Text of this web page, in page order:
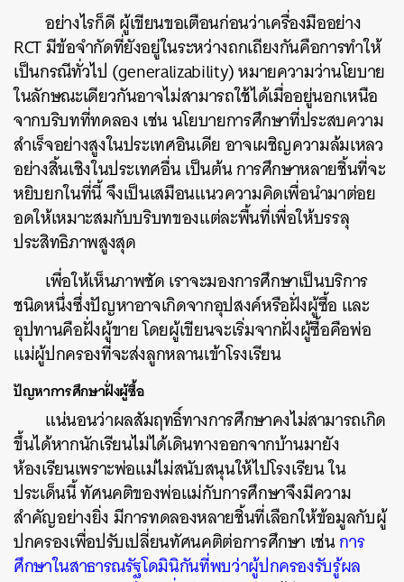
อย่างไรก็ดี ผู้เขียนขอเตือนก่อนว่าเครื่องมืออย่าง
RCT มีข้อจำกัดที่ยังอยู่ในระหว่างถกเถียงกันคือการทำให้
เป็นกรณีทั่วไป (generalizability) หมายความว่านโยบาย
ในลักษณะเดียวกันอาจไม่สามารถใช้ได้เมื่ออยู่นอกเหนือ
จากบริบทที่ทดลอง เช่น นโยบายการศึกษาที่ประสบความ
สำเร็จอย่างสูงในประเทศอินเดีย อาจเผชิญความล้มเหลว
อย่างสิ้นเชิงในประเทศอื่น เป็นต้น การศึกษาหลายชิ้นที่จะ
หยิบยกในที่นี้ จึงเป็นเสมือนแนวความคิดเพื่อนำมาต่อย
อดให้เหมาะสมกับบริบทของแต่ละพื้นที่เพื่อให้บรรลุ
ประสิทธิภาพสูงสุด
เพื่อให้เห็นภาพชัด เราจะมองการศึกษาเป็นบริการ
ชนิดหนึ่งซึ่งปัญหาอาจเกิดจากอุปสงค์หรือฝั่งผู้ซื้อ และ
อุปทานคือฝั่งผู้ขาย โดยผู้เขียนจะเริ่มจากฝั่งผู้ซื้อคือพ่อ
แม่ผู้ปกครองที่จะส่งลูกหลานเข้าโรงเรียน
ปัญหาการศึกษาฝั่งผู้ซื้อ
แน่นอนว่าผลสัมฤทธิ์ทางการศึกษาคงไม่สามารถเกิด
ขึ้นได้หากนักเรียนไม่ได้เดินทางออกจากบ้านมายัง
ห้องเรียนเพราะพ่อแม่ไม่สนับสนุนให้ไปโรงเรียน ใน
ประเด็นนี้ ทัศนคติของพ่อแม่กับการศึกษาจึงมีความ
สำคัญอย่างยิ่ง มีการทดลองหลายชิ้นที่เลือกให้ข้อมูลกับผู้
ปกครองเพื่อปรับเปลี่ยนทัศนคติต่อการศึกษา เช่นการ
ศึกษาในสาธารณรัฐโดมินิกันที่พบว่าผู้ปกครองรับรู้ผล